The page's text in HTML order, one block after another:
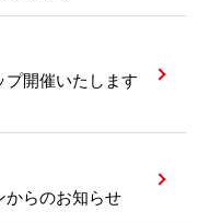
プ開催いたします
からのお知らせ